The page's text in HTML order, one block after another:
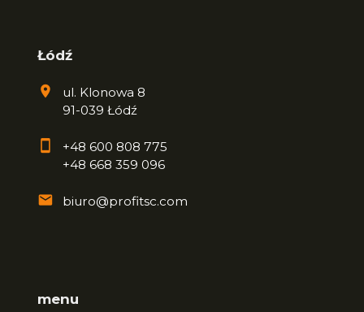
Łódź
ul. Klonowa 8
91-039 Łódź
+48 600 808 775
+48 668 359 096
biuro@profitsc.com
menu